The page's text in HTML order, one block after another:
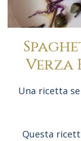
Verza
Una ricetta
Questa